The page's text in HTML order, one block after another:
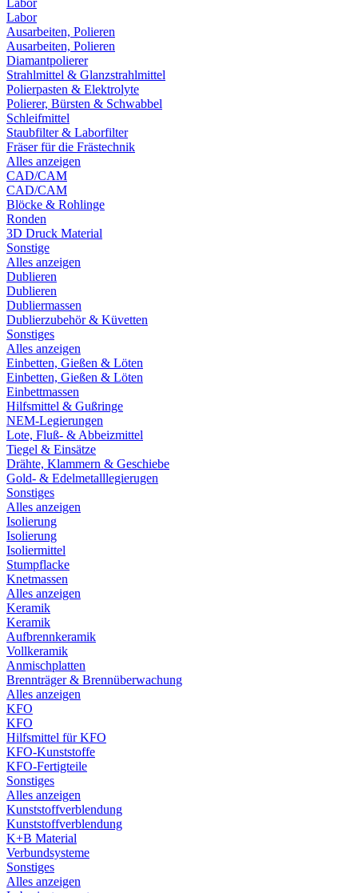
Labor
Labor
Ausarbeiten, Polieren
Ausarbeiten, Polieren
Diamantpolierer
Strahlmittel & Glanzstrahlmittel
Polierpasten & Elektrolyte
Polierer, Bürsten & Schwabbel
Schleifmittel
Staubfilter & Laborfilter
Fräser für die Frästechnik
Alles anzeigen
CAD/CAM
CAD/CAM
Blöcke & Rohlinge
Ronden
3D Druck Material
Sonstige
Alles anzeigen
Dublieren
Dublieren
Dubliermassen
Dublierzubehör & Küvetten
Sonstiges
Alles anzeigen
Einbetten, Gießen & Löten
Einbetten, Gießen & Löten
Einbettmassen
Hilfsmittel & Gußringe
NEM-Legierungen
Lote, Fluß- & Abbeizmittel
Tiegel & Einsätze
Drähte, Klammern & Geschiebe
Gold- & Edelmetalllegierugen
Sonstiges
Alles anzeigen
Isolierung
Isolierung
Isoliermittel
Stumpflacke
Knetmassen
Alles anzeigen
Keramik
Keramik
Aufbrennkeramik
Vollkeramik
Anmischplatten
Brennträger & Brennüberwachung
Alles anzeigen
KFO
KFO
Hilfsmittel für KFO
KFO-Kunststoffe
KFO-Fertigteile
Sonstiges
Alles anzeigen
Kunststoffverblendung
Kunststoffverblendung
K+B Material
Verbundsysteme
Sonstiges
Alles anzeigen